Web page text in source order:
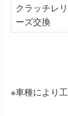
クラッチレリ
ーズ交換
※車種により